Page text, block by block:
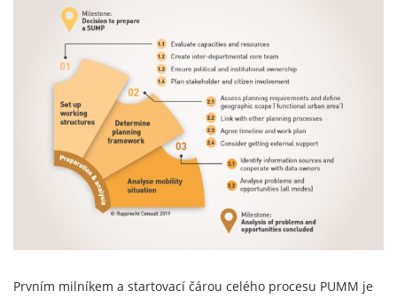
Prvním milníkem a startovací čárou celého procesu PUMM je